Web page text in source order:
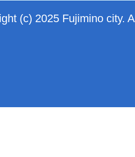
(c) 2025 Fujimino city.